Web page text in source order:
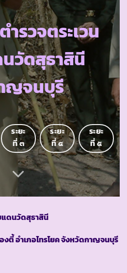
ำรวจตระเวน
วัดสุธาสินี
ญจนบุรี
ระยะ
ที่ ๓
ระยะ
ที่ ๔
ระยะ
ที่ ๕
แดนวัดสุธาสินี
งตี้ อำเภอไทรโยค จังหวัดกาญจนบุรี